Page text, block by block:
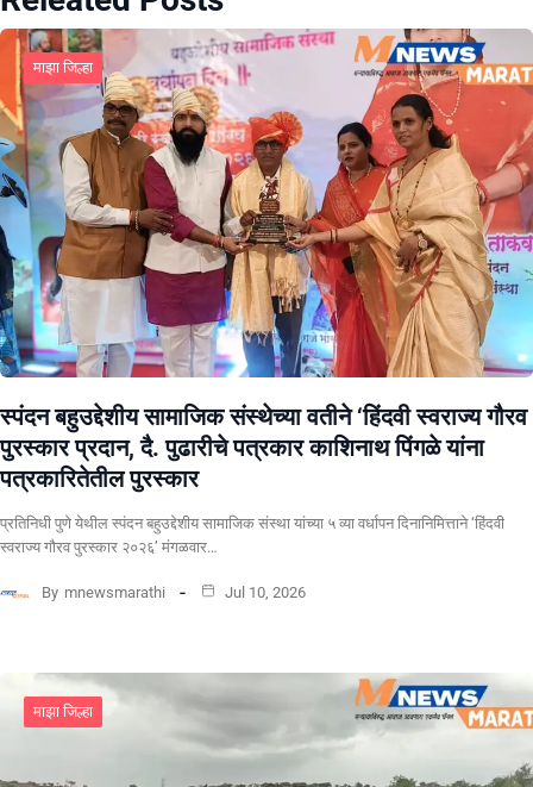
माझा जिल्हा
स्पंदन बहुउद्देशीय सामाजिक संस्थेच्या वतीने ‘हिंदवी स्वराज्य गौरव
पुरस्कार प्रदान, दै. पुढारीचे पत्रकार काशिनाथ पिंगळे यांना
पत्रकारितेतील पुरस्कार
प्रतिनिधी पुणे येथील स्पंदन बहुउद्देशीय सामाजिक संस्था यांच्या ५ व्या वर्धापन दिनानिमित्ताने ‘हिंदवी
स्वराज्य गौरव पुरस्कार २०२६’ मंगळवार…
By mnewsmarathi Jul 10, 2026
माझा जिल्हा